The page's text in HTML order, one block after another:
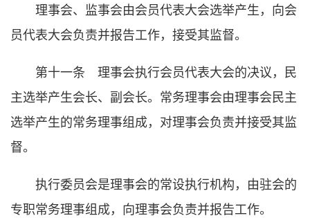
理事会、监事会由会员代表大会选举产生，向会
员代表大会负责并报告工作，接受其监督。
第十一条 理事会执行会员代表大会的决议，民
主选举产生会长、副会长。常务理事会由理事会民主
选举产生的常务理事组成，对理事会负责并接受其监
督。
执行委员会是理事会的常设执行机构，由驻会的
专职常务理事组成，向理事会负责并报告工作。